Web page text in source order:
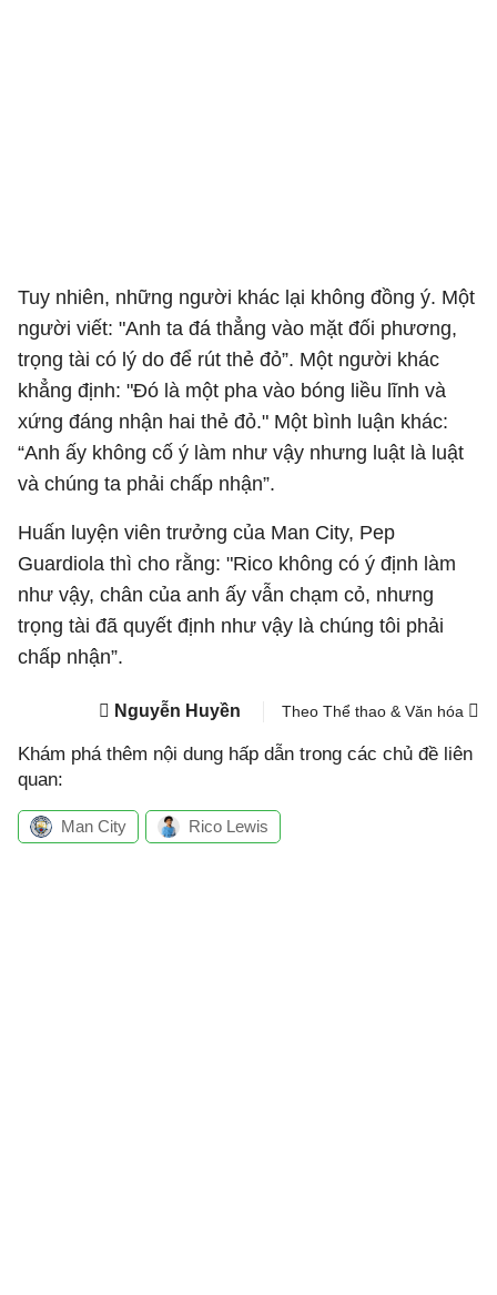
Tuy nhiên, những người khác lại không đồng ý. Một
người viết: "Anh ta đá thẳng vào mặt đối phương,
trọng tài có lý do để rút thẻ đỏ”. Một người khác
khẳng định: "Đó là một pha vào bóng liều lĩnh và
xứng đáng nhận hai thẻ đỏ." Một bình luận khác:
“Anh ấy không cố ý làm như vậy nhưng luật là luật
và chúng ta phải chấp nhận”.
Huấn luyện viên trưởng của Man City, Pep
Guardiola thì cho rằng: "Rico không có ý định làm
như vậy, chân của anh ấy vẫn chạm cỏ, nhưng
trọng tài đã quyết định như vậy là chúng tôi phải
chấp nhận”.
Nguyễn Huyền Theo Thể thao & Văn hóa
Khám phá thêm nội dung hấp dẫn trong các chủ đề liên
quan:
Man City Rico Lewis